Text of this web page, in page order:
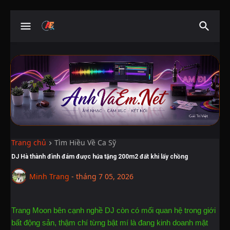
Trang chủ Tìm Hiều Về Ca Sỹ
DJ Hà thành đình đám được hứa tặng 200m2 đất khi lấy chồng
Minh Trang - tháng 7 05, 2026
Trang Moon bên cạnh nghề DJ còn có mối quan hệ trong giới
bất động sản, thậm chí từng bật mí là đang kinh doanh mặt